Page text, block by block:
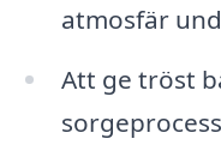
atmosfär
Att ge tröst